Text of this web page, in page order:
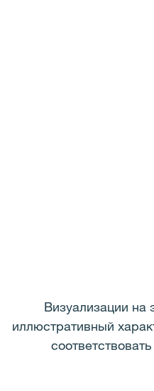
Визуализации на
иллюстративный